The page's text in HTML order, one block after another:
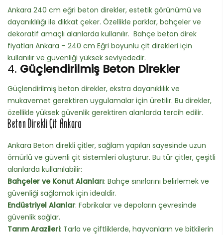
Ankara 240 cm eğri beton direkler, estetik görünümü ve
dayanıklılığı ile dikkat çeker. Özellikle parklar, bahçeler ve
dekoratif amaçlı alanlarda kullanılır. Bahçe beton direk
fiyatları Ankara – 240 cm Eğri boyunlu çit direkleri için
kullanılır ve güvenliği yüksek seviyededir.
4. Güçlendirilmiş Beton Direkler
Güçlendirilmiş beton direkler, ekstra dayanıklılık ve
mukavemet gerektiren uygulamalar için üretilir. Bu direkler,
özellikle yüksek güvenlik gerektiren alanlarda tercih edilir.
Beton Direkli Çit Ankara
Ankara Beton direkli çitler, sağlam yapıları sayesinde uzun
ömürlü ve güvenli çit sistemleri oluşturur. Bu tür çitler, çeşitli
alanlarda kullanılabilir:
Bahçeler ve Konut Alanları: Bahçe sınırlarını belirlemek ve
güvenliği sağlamak için idealdir.
Endüstriyel Alanlar: Fabrikalar ve depoların çevresinde
güvenlik sağlar.
Tarım Arazileri: Tarla ve çiftliklerde, hayvanların ve bitkilerin